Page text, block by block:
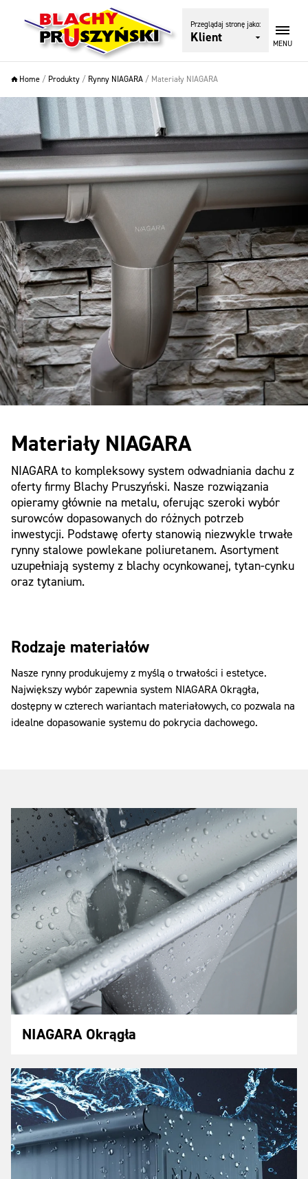
Przeglądaj stronę jako:
Klient MENU
Home / Produkty / Rynny NIAGARA / Materiały NIAGARA
Materiały NIAGARA
NIAGARA to kompleksowy system odwadniania dachu z
oferty firmy Blachy Pruszyński. Nasze rozwiązania
opieramy głównie na metalu, oferując szeroki wybór
surowców dopasowanych do różnych potrzeb
inwestycji. Podstawę oferty stanowią niezwykle trwałe
rynny stalowe powlekane poliuretanem. Asortyment
uzupełniają systemy z blachy ocynkowanej, tytan-cynku
oraz tytanium.
Rodzaje materiałów
Nasze rynny produkujemy z myślą o trwałości i estetyce.
Największy wybór zapewnia system NIAGARA Okrągła,
dostępny w czterech wariantach materiałowych, co pozwala na
idealne dopasowanie systemu do pokrycia dachowego.
NIAGARA Okrągła